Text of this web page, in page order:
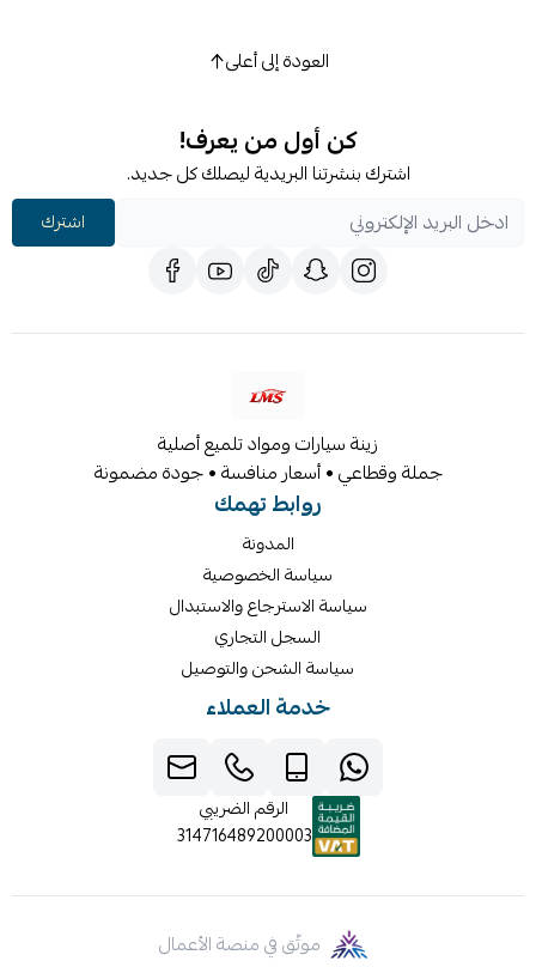
العودة إلى أعلى
كن أول من يعرف!
اشترك بنشرتنا البريدية ليصلك كل جديد.
اشترك
زينة سيارات ومواد تلميع أصلية
جملة وقطاعي • أسعار منافسة • جودة مضمونة
روابط تهمك
المدونة
سياسة الخصوصية
سياسة الاسترجاع والاستبدال
السجل التجاري
سياسة الشحن والتوصيل
خدمة العملاء
الرقم الضريبي
314716489200003
موثّق في منصة الأعمال